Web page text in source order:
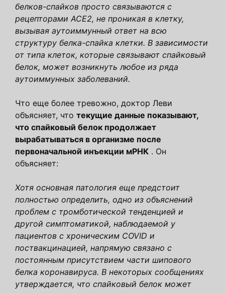
белков-спайков просто связываются с
рецепторами ACE2, не проникая в клетку,
вызывая аутоиммунный ответ на всю
структуру белка-спайка клетки. В зависимости
от типа клеток, которые связывают спайковый
белок, может возникнуть любое из ряда
аутоиммунных заболеваний.
Что еще более тревожно, доктор Леви
объясняет, что текущие данные показывают,
что спайковый белок продолжает
вырабатываться в организме после
первоначальной инъекции мРНК . Он
объясняет:
Хотя основная патология еще предстоит
полностью определить, одно из объяснений
проблем с тромботической тенденцией и
другой симптоматикой, наблюдаемой у
пациентов с хроническим COVID и
поствакцинацией, напрямую связано с
постоянным присутствием части шипового
белка коронавируса. В некоторых сообщениях
утверждается, что спайковый белок может